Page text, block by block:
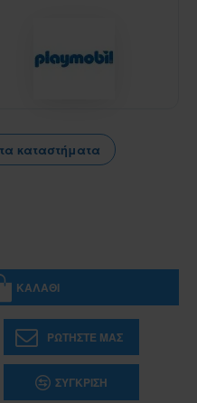
καταστήματα
ΚΑΛΆΘΙ
ΡΩΤΉΣΤΕ ΜΑΣ
ΣΎΓΚΡΙΣΗ